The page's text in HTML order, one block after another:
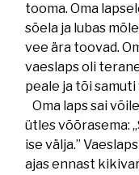
tooma. Oma
sõela ja lubas
vee ära toovad.
vaeslaps oli
peale ja tõi samuti
Oma laps sai
ütles võõrasema:
ise välja.”
ajas ennast